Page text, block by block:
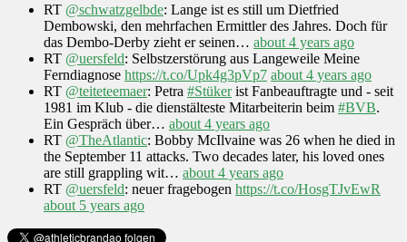
RT @schwatzgelbde: Lange ist es still um Dietfried
Dembowski, den mehrfachen Ermittler des Jahres. Doch für
das Dembo-Derby zieht er seinen… about 4 years ago
RT @uersfeld: Selbstzerstörung aus Langeweile Meine
Ferndiagnose https://t.co/Upk4g3pVp7 about 4 years ago
RT @teiteteemaer: Petra #Stükerist Fanbeauftragte und - seit
1981 im Klub - die dienstälteste Mitarbeiterin beim #BVB.
Ein Gespräch über… about 4 years ago
RT @TheAtlantic: Bobby McIlvaine was 26 when he died in
the September 11 attacks. Two decades later, his loved ones
are still grappling wit… about 4 years ago
RT @uersfeld: neuer fragebogen https://t.co/HosgTJvEwR
about 5 years ago